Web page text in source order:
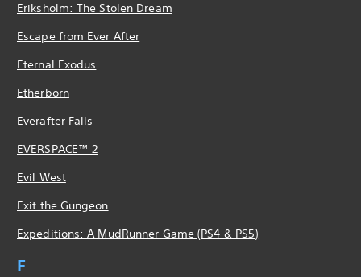
Eriksholm: The Stolen Dream
Escape from Ever After
Eternal Exodus
Etherborn
Everafter Falls
EVERSPACE™ 2
Evil West
Exit the Gungeon
Expeditions: A MudRunner Game (PS4 & PS5)
F